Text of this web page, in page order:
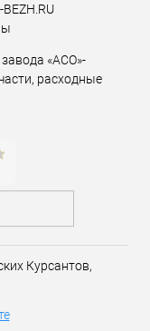
«АСО»-
расходные
Курсантов,